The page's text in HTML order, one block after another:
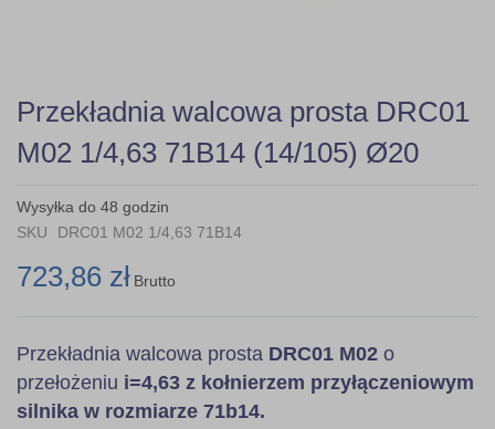
Skip
to
the
beginning
the
images
Przekładnia walcowa prosta DRC01
M02 1/4,63 71B14 (14/105) Ø20
Wysyłka do 48 godzin
SKU
DRC01 M02 1/4,63 71B14
723,86 zł Brutto
Przekładnia walcowa prosta DRC01 M02 o
przełożeniu i=4,63 z kołnierzem przyłączeniowym
silnika w rozmiarze 71b14.